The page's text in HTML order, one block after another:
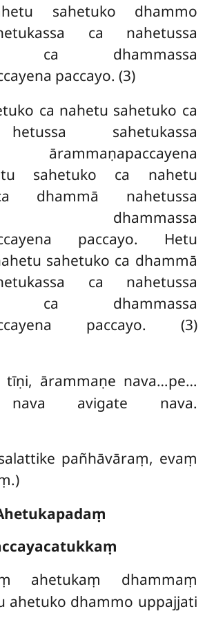
sahetuko dhammo
ca nahetussa
ca dhammassa
paccayo. (3)
ca nahetu sahetuko ca
sahetukassa
ārammaṇapaccayena
sahetuko ca nahetu
dhammā nahetussa
dhammassa
paccayo. Hetu
sahetuko ca dhammā
ca nahetussa
ca dhammassa
paccayo. (3)
tīṇi, ārammaṇe nava…pe…
nava avigate nava.
pañhāvāraṃ, evaṃ
ahetukaṃ dhammaṃ
ahetuko dhammo uppajjati